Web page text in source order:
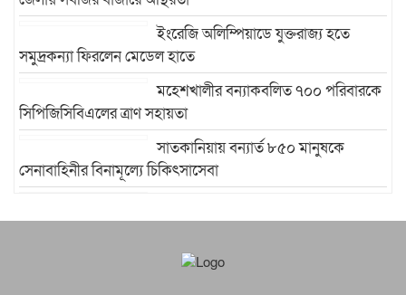
ইংরেজি অলিম্পিয়াডে যুক্তরাজ্য হতে
সমুদ্রকন্যা ফিরলেন মেডেল হাতে
মহেশখালীর বন্যাকবলিত ৭০০ পরিবারকে
সিপিজিসিবিএলের ত্রাণ সহায়তা
সাতকানিয়ায় বন্যার্ত ৮৫০ মানুষকে
সেনাবাহিনীর বিনামূল্যে চিকিৎসাসেবা
মাদ্রাসাভবনের ওপর পাহাড় ধসে পাঁচ শিক্ষার্থী নিহত